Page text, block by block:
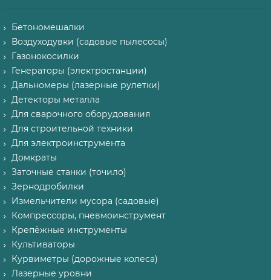
Бетономешалки
Воздуходувки (садовые пылесосы)
Газонокосилки
Генераторы (электростанции)
Дальномеры (лазерные рулетки)
Детекторы металла
Для сварочного оборудования
Для строительной техники
Для электроинструмента
Домкраты
Заточные станки (точило)
Зернодробилки
Измельчители мусора (садовые)
Компрессоры, пневмоинструмент
Крепёжные инструменты
Культиваторы
Курвиметры (дорожные колеса)
Лазерные уровни